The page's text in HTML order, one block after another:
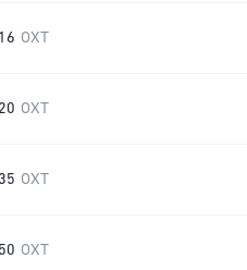
16 OXT
20 OXT
35 OXT
50 OXT